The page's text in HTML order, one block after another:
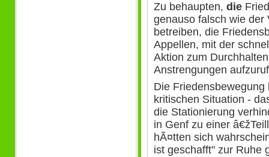
Zu behaupten, die
genauso falsch wie der
betreiben, die
Appellen, mit der
Aktion zum
Anstrengungen
Die
kritischen Situation -
die Stationierung
in Genf zu einer
hÃ¤tten sich
ist geschafft" zur Ruhe